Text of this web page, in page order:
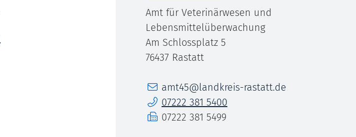
Amt für Veterinärwesen und
Lebensmittelüberwachung
Am Schlossplatz 5
76437 Rastatt
E-Mailamt45@landkreis-rastatt.de
Telefon07222 381 5400
Fax 07222 381 5499